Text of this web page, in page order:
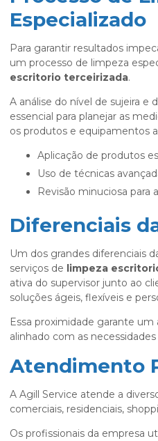
Especializado
Para garantir resultados
um processo de limpeza
escritorio terceirizada.
A análise do nível de sujeira e
essencial para planejar as
os produtos e equipamentos
Aplicação de produtos
Uso de técnicas
Revisão minuciosa
Diferenciais
Um dos grandes diferenciais
serviços de limpeza
ativa do supervisor junto ao
soluções ágeis, flexíveis e
Essa proximidade garante
alinhado com as
Atendimento
A Agill Service atende a
comerciais, residenciais,
Os profissionais da empresa